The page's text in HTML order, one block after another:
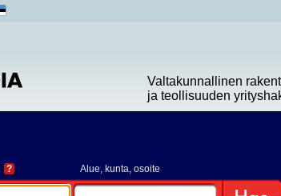
Valtakunnallinen
ja teollisuuden
? Alue, kunta, osoite